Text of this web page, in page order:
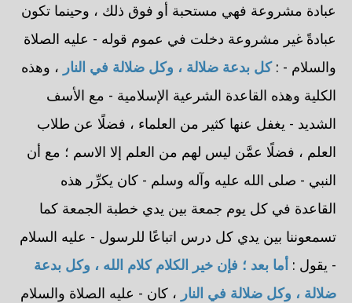
عبادة مشروعة فهي مستحبة أو فوق ذلك ، وحينما تكون
عبادةً غير مشروعة دخلت في عموم قوله - عليه الصلاة
والسلام - :كل بدعة ضلالة ، وكل ضلالة في النار ، وهذه
الكلية وهذه القاعدة الشرعية الإسلامية - مع الأسف
الشديد - يغفل عنها كثير من العلماء ، فضلًا عن طلاب
العلم ، فضلًا عمَّن ليس لهم من العلم إلا الاسم ؛ مع أن
النبي - صلى الله عليه وآله وسلم - كان يكرِّر هذه
القاعدة في كل يوم جمعة بين يدي خطبة الجمعة كما
تسمعوننا بين يدي كل درس اتباعًا للرسول - عليه السلام
- يقول : أما بعد ؛ فإن خير الكلام كلام الله ، وكل بدعة
ضلالة ، وكل ضلالة في النار ، كان - عليه الصلاة والسلام